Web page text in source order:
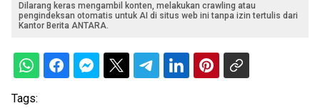
Dilarang keras mengambil konten, melakukan crawling atau
pengindeksan otomatis untuk AI di situs web ini tanpa izin tertulis dari
Kantor Berita ANTARA.
Tags: